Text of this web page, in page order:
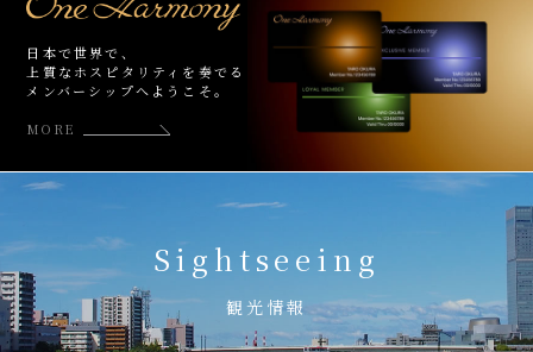
日本で世界で、
上質なホスピタリティを奏でる
メンバーシップへようこそ。
MORE
Sightseeing
観光情報